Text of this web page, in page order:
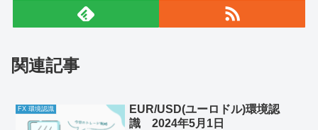
関連記事
FX 環境認識
EUR/USD(ユーロドル)環境認
識 2024年5月1日